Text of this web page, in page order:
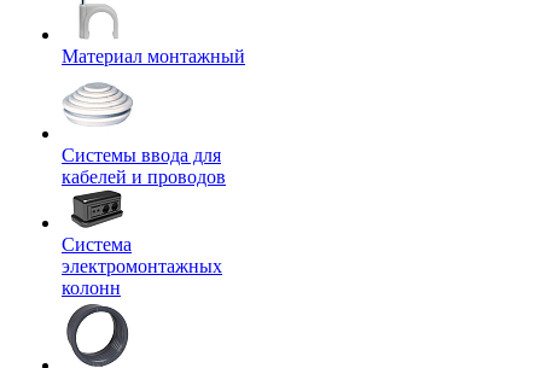
Материал монтажный
Системы ввода для
кабелей и проводов
Система
электромонтажных
колонн